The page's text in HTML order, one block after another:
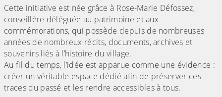
Cette initiative est née grâce à Rose-Marie Défossez,
conseillère déléguée au patrimoine et aux
commémorations, qui possède depuis de nombreuses
années de nombreux récits, documents, archives et
souvenirs liés à l’histoire du village.
Au fil du temps, l’idée est apparue comme une évidence :
créer un véritable espace dédié afin de préserver ces
traces du passé et les rendre accessibles à tous.